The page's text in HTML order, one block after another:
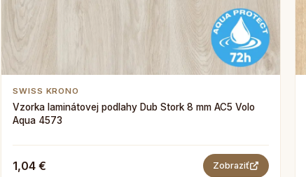
SWISS KRONO
Vzorka laminátovej podlahy Dub Stork 8 mm AC5 Volo
Aqua 4573
1,04 € Zobraziť